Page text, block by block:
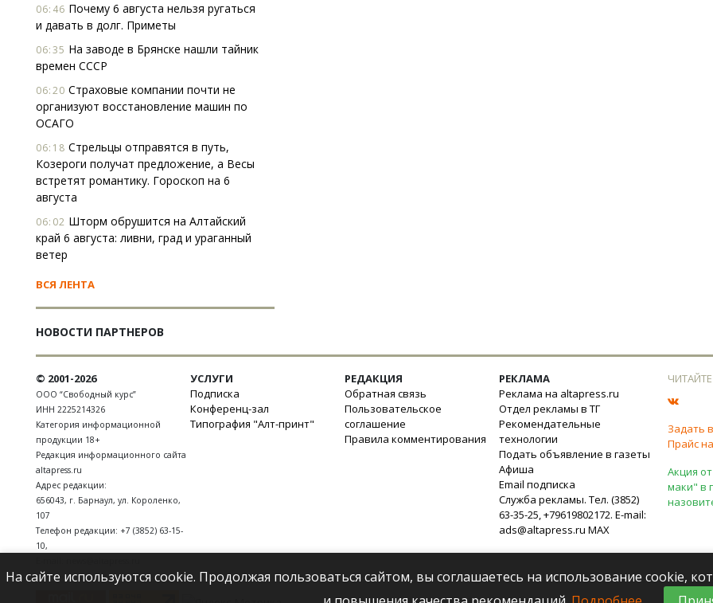
06:46 Почему 6 августа нельзя ругаться
и давать в долг. Приметы
06:35 На заводе в Брянске нашли тайник
времен СССР
06:20 Страховые компании почти не
организуют восстановление машин по
ОСАГО
06:18 Стрельцы отправятся в путь,
Козероги получат предложение, а Весы
встретят романтику. Гороскоп на 6
августа
06:02 Шторм обрушится на Алтайский
край 6 августа: ливни, град и ураганный
ветер
ВСЯ ЛЕНТА
НОВОСТИ ПАРТНЕРОВ
© 2001-2026
ООО “Свободный курс”
ИНН 2225214326
Категория информационной
продукции 18+
Редакция информационного сайта
altapress.ru
Адрес редакции:
656043, г. Барнаул, ул. Короленко,
107
Телефон редакции: +7 (3852) 63-15-
10,
УСЛУГИ
Подписка
Конференц-зал
Типография "Алт-принт"
РЕДАКЦИЯ
Обратная связь
Пользовательское
соглашение
Правила комментирования
РЕКЛАМА
Реклама на altapress.ru
Отдел рекламы в ТГ
Рекомендательные
технологии
Подать объявление в газеты
Афиша
Email подписка
Служба рекламы. Тел. (3852)
63-35-25, +79619802172. E-mail:
ads@altapress.ru MAX
Задать
Прайс
Акция
маки" в
На сайте используются cookie. Продолжая пользоваться сайтом, вы соглашаетесь на использование cookie,